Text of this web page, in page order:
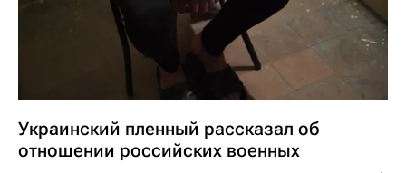
Украинский пленный рассказал об
отношении российских военных